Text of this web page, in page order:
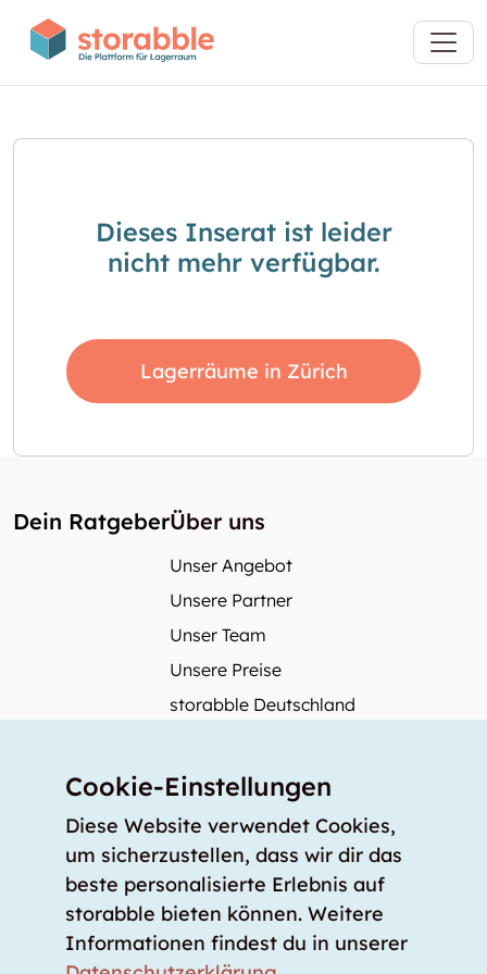
Dieses Inserat ist leider
nicht mehr verfügbar.
Lagerräume in Zürich
Dein RatgeberÜber uns
Unser Angebot
Unsere Partner
Unser Team
Unsere Preise
storabble Deutschland
Mehr über storabble
Medienbeiträge
Wie gross muss ein Lagerraum sein?
Was kostet ein Lagerraum?
Für Lageranbieter
Cookie-Einstellungen
Diese Website verwendet Cookies,
um sicherzustellen, dass wir dir das
beste personalisierte Erlebnis auf
storabble bieten können. Weitere
Informationen findest du in unserer